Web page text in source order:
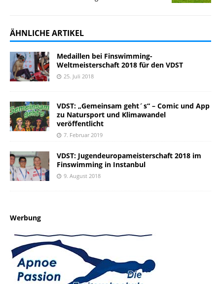
ÄHNLICHE ARTIKEL
Medaillen bei Finswimming-
Weltmeisterschaft 2018 für den VDST
25. Juli 2018
VDST: „Gemeinsam geht´s“ – Comic und App
zu Natursport und Klimawandel
veröffentlicht
7. Februar 2019
VDST: Jugendeuropameisterschaft 2018 im
Finswimming in Instanbul
9. August 2018
Werbung